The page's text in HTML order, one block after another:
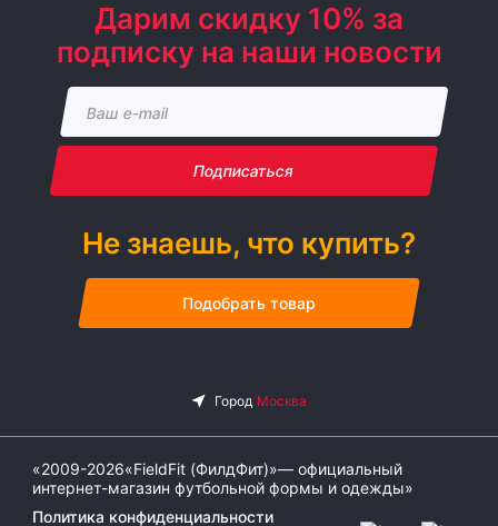
Дарим скидку 10% за
подписку на наши новости
Подписаться
Не знаешь, что купить?
Подобрать товар
«2009-2026«FieldFit (ФилдФит)»— официальный
интернет-магазин футбольной формы и одежды»
Политика конфиденциальности